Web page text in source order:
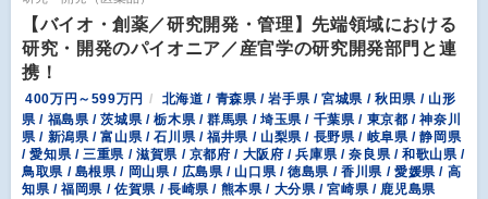
【バイオ・創薬／研究開発・管理】先端領域における
研究・開発のパイオニア／産官学の研究開発部門と連
携！
400万円～599万円
北海道 / 青森県 / 岩手県 / 宮城県 / 秋田県 / 山形
県 / 福島県 / 茨城県 / 栃木県 / 群馬県 / 埼玉県 / 千葉県 / 東京都 / 神奈川
県 / 新潟県 / 富山県 / 石川県 / 福井県 / 山梨県 / 長野県 / 岐阜県 / 静岡県
/ 愛知県 / 三重県 / 滋賀県 / 京都府 / 大阪府 / 兵庫県 / 奈良県 / 和歌山県 /
鳥取県 / 島根県 / 岡山県 / 広島県 / 山口県 / 徳島県 / 香川県 / 愛媛県 / 高
知県 / 福岡県 / 佐賀県 / 長崎県 / 熊本県 / 大分県 / 宮崎県 / 鹿児島県